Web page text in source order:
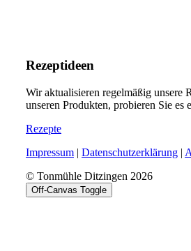
Rezeptideen
Wir aktualisieren regelmäßig unsere
unseren Produkten, probieren Sie es
Rezepte
Impressum | Datenschutzerklärung |
© Tonmühle Ditzingen 2026
Off-Canvas Toggle